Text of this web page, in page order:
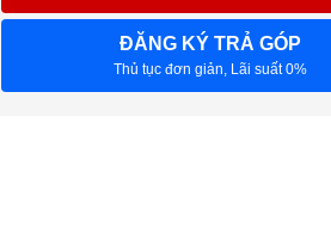
ĐĂNG KÝ TRẢ GÓP
Thủ tục đơn giản, Lãi suất 0%